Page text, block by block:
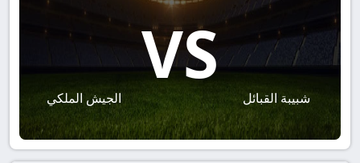
شبيبة القبائل
VS
الجيش الملكي